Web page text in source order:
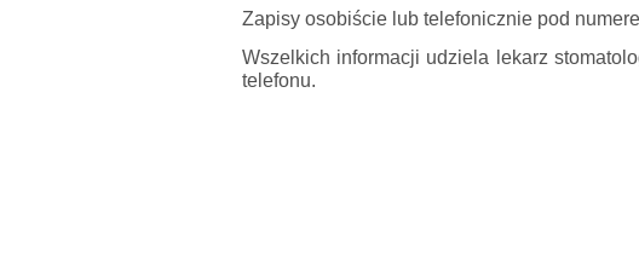
Zapisy osobiście lub telefonicznie pod
Wszelkich informacji udziela lekarz
telefonu.